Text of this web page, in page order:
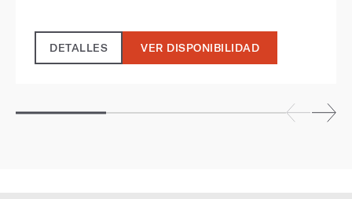
DETALLES VER DISPONIBILIDAD